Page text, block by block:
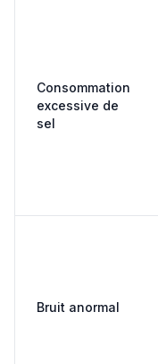
Consommation
excessive de
sel
Bruit anormal